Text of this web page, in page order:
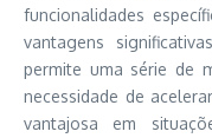
funcionalidades
vantagens
permite uma série de
necessidade de
vantajosa em